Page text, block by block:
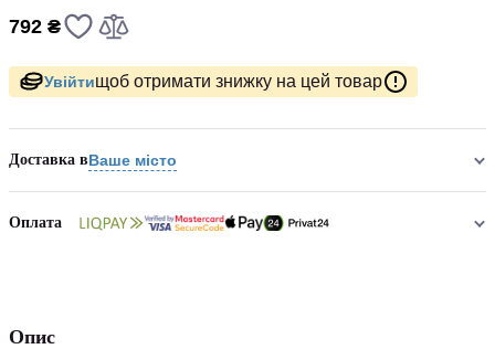
792 ₴
Увійтищоб отримати знижку на цей товар
Доставка вВаше місто
Оплата
Опис